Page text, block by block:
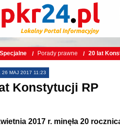
Porady prawne 20 lat
26 MAJ 2017 11:23
Konstytucji RP
2017 r. minęła 20